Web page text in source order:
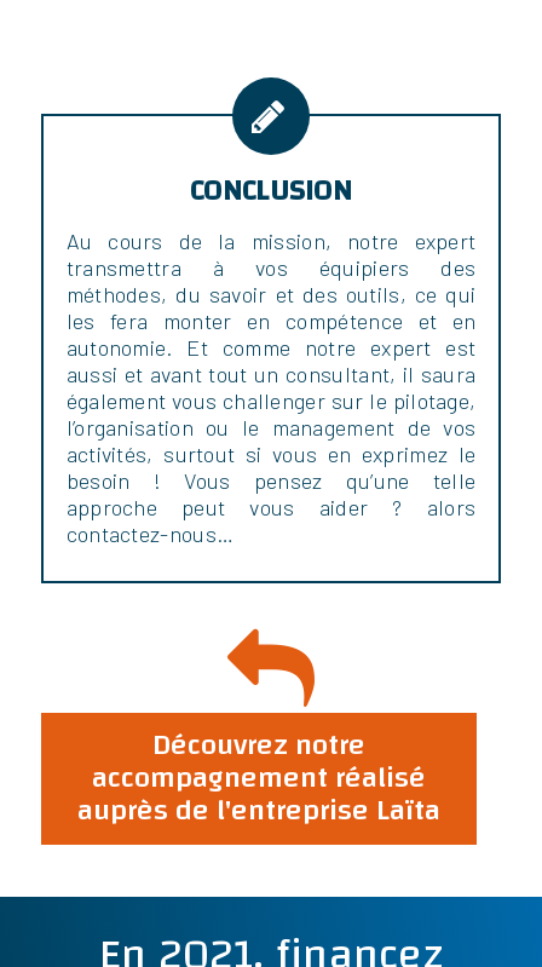
CONCLUSION
Au cours de la mission, notre expert
transmettra à vos équipiers des
méthodes, du savoir et des outils, ce qui
les fera monter en compétence et en
autonomie. Et comme notre expert est
aussi et avant tout un consultant, il saura
également vous challenger sur le pilotage,
l’organisation ou le management de vos
activités, surtout si vous en exprimez le
besoin ! Vous pensez qu’une telle
approche peut vous aider ? alors
contactez-nous…
Découvrez notre
accompagnement réalisé
auprès de l'entreprise Laïta